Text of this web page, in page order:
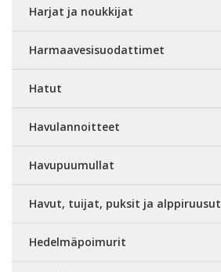
Harjat ja noukkijat
Harmaavesisuodattimet
Hatut
Havulannoitteet
Havupuumullat
Havut, tuijat, puksit ja alppiruusut
Hedelmäpoimurit